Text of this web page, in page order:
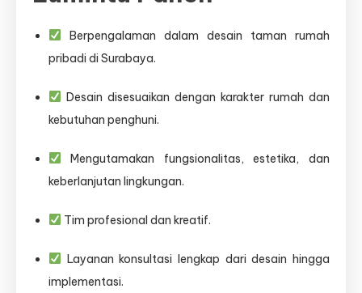
Berpengalaman dalam desain taman rumah
pribadi di Surabaya.
Desain disesuaikan dengan karakter rumah dan
kebutuhan penghuni.
Mengutamakan fungsionalitas, estetika, dan
keberlanjutan lingkungan.
Tim profesional dan kreatif.
Layanan konsultasi lengkap dari desain hingga
implementasi.